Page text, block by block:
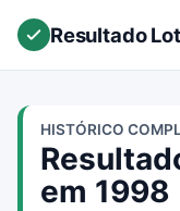
Resultado
HISTÓRICO
em 1998